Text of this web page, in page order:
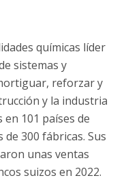
químicas líder
sistemas y
reforzar y
y la industria
101 países de
300 fábricas. Sus
unas ventas
suizos en 2022.